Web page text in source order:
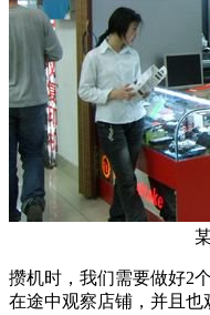
攒机时，我们需要做好2
在途中观察店铺，并且